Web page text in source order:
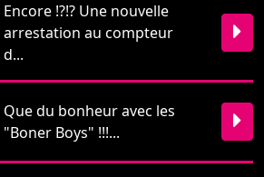
Encore !?!? Une nouvelle
arrestation au compteur
d...
Que du bonheur avec les
"Boner Boys" !!!...